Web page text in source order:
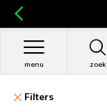
zoek
menu
Filters